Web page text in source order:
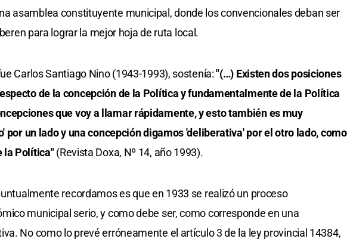
asamblea constituyente municipal, donde los convencionales deban ser
para lograr la mejor hoja de ruta local.
Carlos Santiago Nino (1943-1993), sostenía:"(…) Existen dos posiciones
de la concepción de la Política y fundamentalmente de la Política
que voy a llamar rápidamente, y esto también es muy
por un lado y una concepción digamos 'deliberativa' por el otro lado, como
la Política"(Revista Doxa, Nº 14, año 1993).
recordamos es que en 1933 se realizó un proceso
municipal serio, y como debe ser, como corresponde en una
No como lo prevé erróneamente el artículo 3 de la ley provincial 14384,